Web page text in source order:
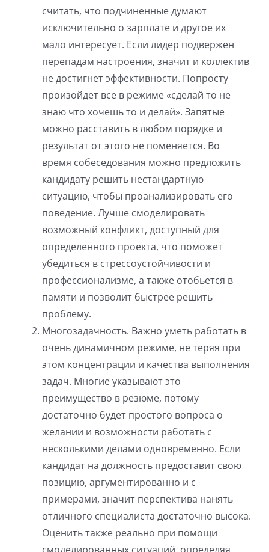
считать, что подчиненные думают
исключительно о зарплате и другое их
мало интересует. Если лидер подвержен
перепадам настроения, значит и коллектив
не достигнет эффективности. Попросту
произойдет все в режиме «сделай то не
знаю что хочешь то и делай». Запятые
можно расставить в любом порядке и
результат от этого не поменяется. Во
время собеседования можно предложить
кандидату решить нестандартную
ситуацию, чтобы проанализировать его
поведение. Лучше смоделировать
возможный конфликт, доступный для
определенного проекта, что поможет
убедиться в стрессоустойчивости и
профессионализме, а также отобьется в
памяти и позволит быстрее решить
проблему.
Многозадачность. Важно уметь работать в
очень динамичном режиме, не теряя при
этом концентрации и качества выполнения
задач. Многие указывают это
преимущество в резюме, потому
достаточно будет простого вопроса о
желании и возможности работать с
несколькими делами одновременно. Если
кандидат на должность предоставит свою
позицию, аргументированно и с
примерами, значит перспектива нанять
отличного специалиста достаточно высока.
Оценить также реально при помощи